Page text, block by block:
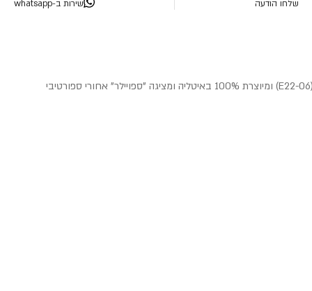
שלחו הודעה שירות ב-whatsapp
ה - N60-6 SPORT מבית NOLAN איטליה היא קסדה מלאה עם משקף שמש פנימי, קסדה איכותית ובטיחותית במיוחד העומדת בתקינה האירופאית החדשה (E22-06) ומיוצרת 100% באיטליה ומציגה "ספויילר" אחורי ספורטיבי